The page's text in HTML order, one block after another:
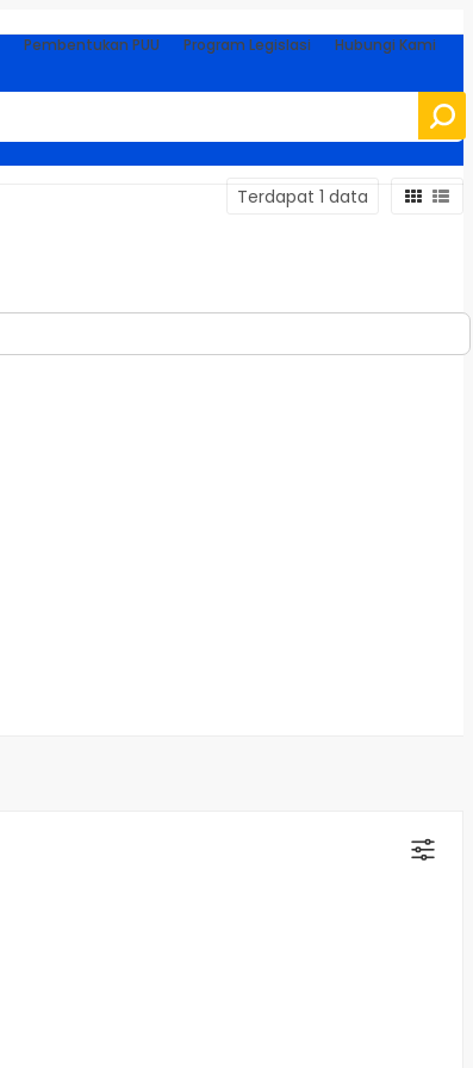
Pembentukan PUU Program Legislasi Hubungi Kami
Terdapat 1 data